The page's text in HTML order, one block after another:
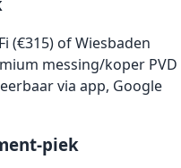
(€315) of Wiesbaden
messing/koper PVD
via app, Google
piek